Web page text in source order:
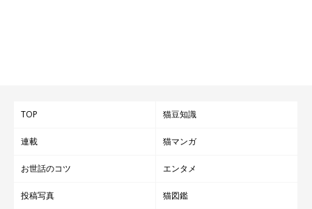
TOP 猫豆知識
連載 猫マンガ
お世話のコツ エンタメ
投稿写真 猫図鑑